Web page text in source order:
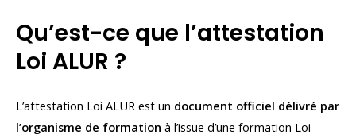
Qu’est-ce que l’attestation
Loi ALUR ?
L’attestation Loi ALUR est un document officiel délivré par
l’organisme de formation à l’issue d’une formation Loi